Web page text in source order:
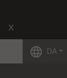
DA